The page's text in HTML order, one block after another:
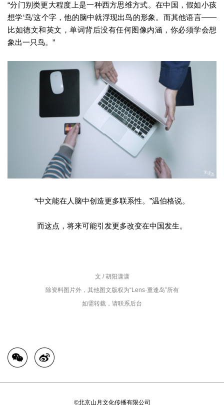
“分门别类更大程度上是一种西方思维方式。在中国，假如小孩
想学‘鸟’这个字，他的脑中就浮现出鸟的形象。而其他语言——
比如德文和英文，单词背后没有任何图像内涵，你必须学会想
象出一只鸟。”
“中文能在人脑中创造更多联系性。”温伯格说。
而这点，将来可能引发更多改变在中国发生。
文 / 胡阳潇潇
除资料图片外，其他图文版权为“Lens·重逢岛”所有
如需转载，请联系后台
©北京山月文化传播有限公司